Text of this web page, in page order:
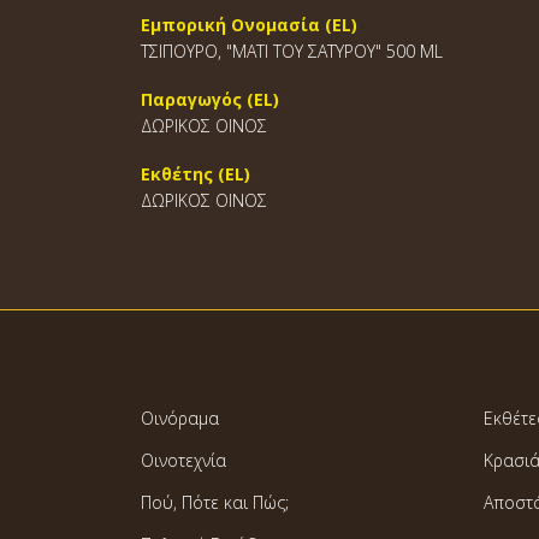
Εμπορική Ονομασία (EL)
ΤΣΙΠΟΥΡΟ, "ΜΑΤΙ ΤΟΥ ΣΑΤΥΡΟΥ" 500 ML
Παραγωγός (EL)
ΔΩΡΙΚΟΣ ΟΙΝΟΣ
Εκθέτης (EL)
ΔΩΡΙΚΟΣ ΟΙΝΟΣ
Οινόραμα
Οινοτεχνία
Πού, Πότε και Πώς;
Κρασιά